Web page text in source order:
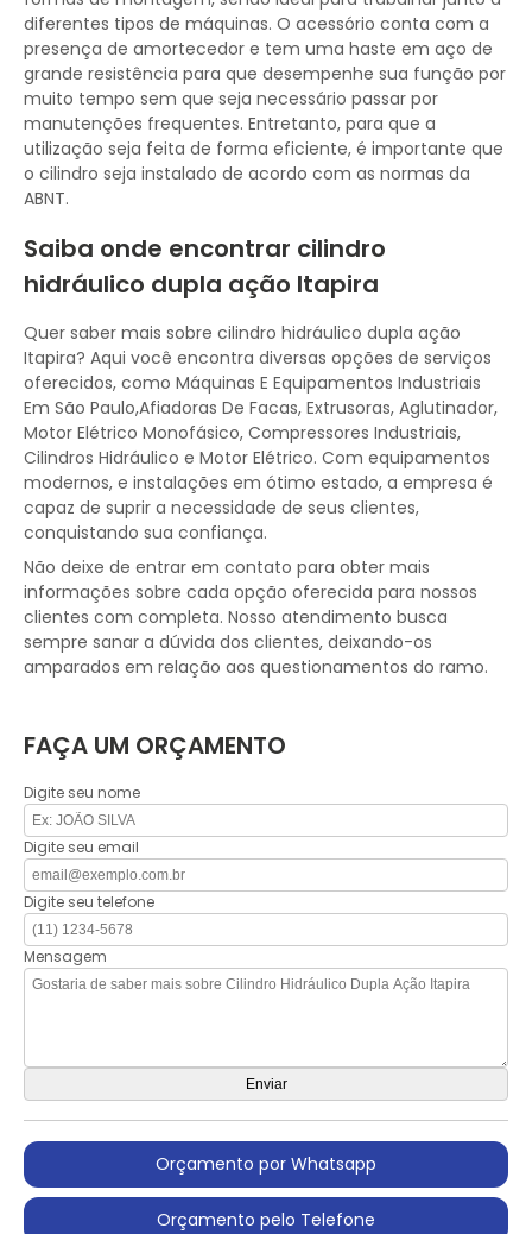
diferentes tipos de máquinas. O acessório conta com a
presença de amortecedor e tem uma haste em aço de
grande resistência para que desempenhe sua função por
muito tempo sem que seja necessário passar por
manutenções frequentes. Entretanto, para que a
utilização seja feita de forma eficiente, é importante que
o cilindro seja instalado de acordo com as normas da
ABNT.
Saiba onde encontrar cilindro
hidráulico dupla ação Itapira
Quer saber mais sobre cilindro hidráulico dupla ação
Itapira? Aqui você encontra diversas opções de serviços
oferecidos, como Máquinas E Equipamentos Industriais
Em São Paulo,Afiadoras De Facas, Extrusoras, Aglutinador,
Motor Elétrico Monofásico, Compressores Industriais,
Cilindros Hidráulico e Motor Elétrico. Com equipamentos
modernos, e instalações em ótimo estado, a empresa é
capaz de suprir a necessidade de seus clientes,
conquistando sua confiança.
Não deixe de entrar em contato para obter mais
informações sobre cada opção oferecida para nossos
clientes com completa. Nosso atendimento busca
sempre sanar a dúvida dos clientes, deixando-os
amparados em relação aos questionamentos do ramo.
FAÇA UM ORÇAMENTO
Digite seu nome
Digite seu email
Digite seu telefone
Mensagem
Orçamento por Whatsapp
Orçamento pelo Telefone